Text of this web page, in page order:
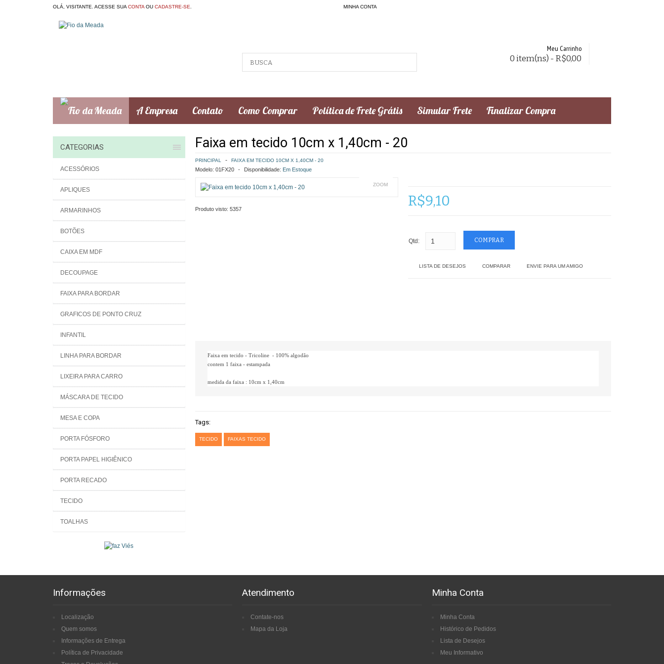
OLÁ, VISITANTE. ACESSE SUA CONTA OU CADASTRE-SE MINHA CONTA
Meu Carrinho
0 item(ns) - R$0,00
A Empresa Contato Como Comprar Política de Frete Grátis Simular Frete Finalizar Compra
CATEGORIAS
ACESSÓRIOS
APLIQUES
ARMARINHOS
BOTÕES
CAIXA EM MDF
DECOUPAGE
FAIXA PARA BORDAR
GRAFICOS DE PONTO CRUZ
INFANTIL
LINHA PARA BORDAR
LIXEIRA PARA CARRO
MÁSCARA DE TECIDO
MESA E COPA
PORTA FÓSFORO
PORTA PAPEL HIGIÊNICO
PORTA RECADO
TECIDO
TOALHAS
Faixa em tecido 10cm x 1,40cm - 20
PRINCIPAL FAIXA EM TECIDO 10CM X 1,40CM - 20
Modelo: 01FX20 Disponibilidade: Em Estoque
ZOOM
Produto visto: 5357 R$9,10
Qtd:
LISTA DE DESEJOS COMPARAR ENVIE PARA UM AMIGO
Faixa em tecido - Tricoline - 100% algodão
contem 1 faixa - estampada
medida da faixa : 10cm x 1,40cm
Tags:
TECIDO FAIXAS TECIDO
Informações
Localização
Quem somos
Informações de Entrega
Política de Privacidade
Atendimento
Contate-nos
Mapa da Loja
Minha Conta
Minha Conta
Histórico de Pedidos
Lista de Desejos
Meu Informativo